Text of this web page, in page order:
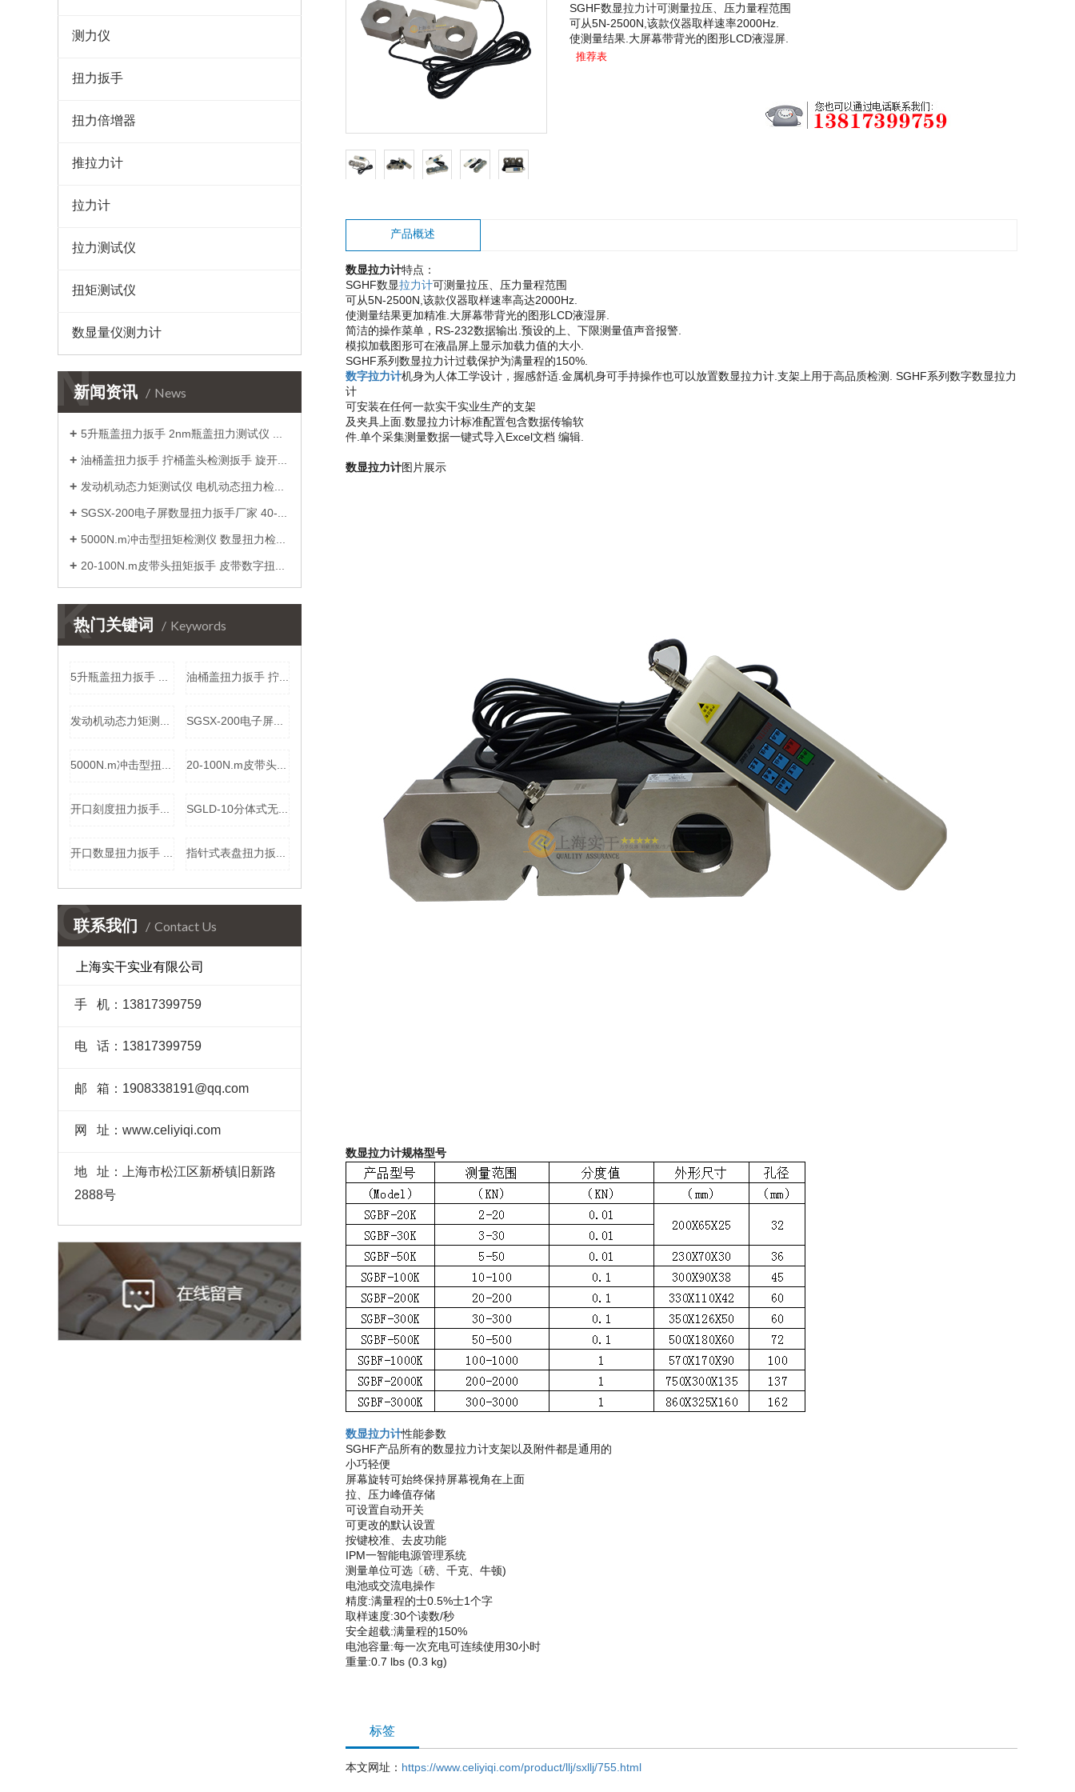
测力仪
扭力扳手
扭力倍增器
推拉力计
拉力计
拉力测试仪
扭矩测试仪
数显量仪测力计
新闻资讯 News
N
5升瓶盖扭力扳手 2nm瓶盖扭力测试仪 瓶盖手动数字力矩扳手价格
油桶盖扭力扳手 拧桶盖头检测扳手 旋开松紧扭力桶盖工具厂家
发动机动态力矩测试仪 电机动态扭力检定仪 小量程电机转矩测量仪厂家
SGSX-200电子屏数显扭力扳手厂家 40-200N.m数字显示扭矩扳手价格
5000N.m冲击型扭矩检测仪 数显扭力检验测量仪 冲击扳手扭矩校准仪价格
20-100N.m皮带头扭矩扳手 皮带数字扭力扳手 可调式扭力工具实干
热门关键词 Keywords
K
5升瓶盖扭力扳手 2nm瓶盖扭力测试仪 瓶盖手动数字力矩扳手价格 油桶盖扭力扳手 拧桶盖头检测扳手 旋开松紧扭力桶盖工具厂家
发动机动态力矩测试仪 电机动态扭力检定仪 小量程电机转矩测量仪厂家 SGSX-200电子屏数显扭力扳手厂家 40-200N.m数字显示扭矩扳手价格
5000N.m冲击型扭矩检测仪 数显扭力检验测量仪 冲击扳手扭矩校准仪价格 20-100N.m皮带头扭矩扳手 皮带数字扭力扳手 可调式扭力工具实干
开口刻度扭力扳手100NM 可预设报警值预置式扭矩扳手 开口头力矩扳手价格 SGLD-10分体式无线测力计 10T 手持仪表距离读数拉力计 船舶锚链拉力无线测力仪价格
开口数显扭力扳手 20～100N.m 开口扭矩扳手 开口式数显扭矩扳手价格 指针式表盘扭力扳手1000N.m 食品行业手动紧固检测表盘扳手厂家（直观读数 ）
联系我们 Contact Us
C
上海实干实业有限公司
手 机：13817399759
电 话：13817399759
邮 箱：1908338191@qq.com
网 址：www.celiyiqi.com
地 址：上海市松江区新桥镇旧新路
2888号
SGHF数显拉力计可测量拉压、压力量程范围
可从5N-2500N,该款仪器取样速率2000Hz.
使测量结果.大屏幕带背光的图形LCD液湿屏.
推荐表
产品概述
数显拉力计特点：
SGHF数显拉力计可测量拉压、压力量程范围
可从5N-2500N,该款仪器取样速率高达2000Hz.
使测量结果更加精准.大屏幕带背光的图形LCD液湿屏.
简洁的操作菜单，RS-232数据输出.预设的上、下限测量值声音报警.
模拟加载图形可在液晶屏上显示加载力值的大小.
SGHF系列数显拉力计过载保护为满量程的150%.
数字拉力计机身为人体工学设计，握感舒适.金属机身可手持操作也可以放置数显拉力计.支架上用于高品质检测. SGHF系列数字数显拉力
计
可安装在任何一款实干实业生产的支架
及夹具上面.数显拉力计标准配置包含数据传输软
件.单个采集测量数据一键式导入Excel文档 编辑.
数显拉力计图片展示
数显拉力计规格型号
数显拉力计性能参数
SGHF产品所有的数显拉力计支架以及附件都是通用的
小巧轻便
屏幕旋转可始终保持屏幕视角在上面
拉、压力峰值存储
可设置自动开关
可更改的默认设置
按键校准、去皮功能
IPM一智能电源管理系统
测量单位可选〔磅、千克、牛顿)
电池或交流电操作
精度:满量程的士0.5%士1个字
取样速度:30个读数/秒
安全超载:满量程的150%
电池容量:每一次充电可连续使用30小时
重量:0.7 lbs (0.3 kg)
标签
本文网址： https://www.celiyiqi.com/product/llj/sxllj/755.html